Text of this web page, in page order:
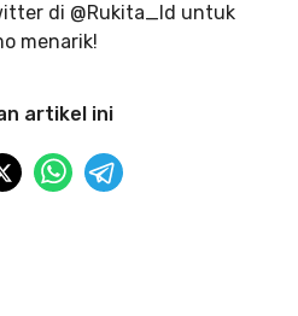
di @Rukita_Id untuk
menarik!
artikel ini